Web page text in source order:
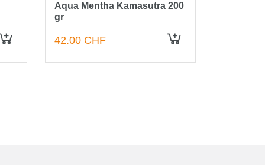
Aqua Mentha Kamasutra 200
gr
42.00 CHF